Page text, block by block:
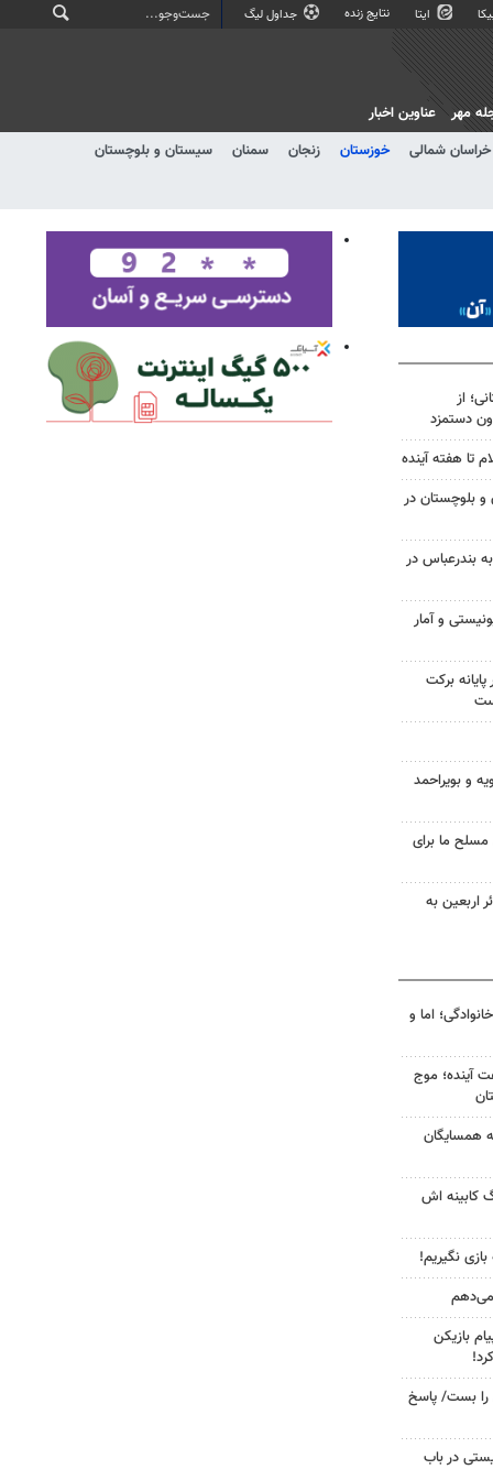
ایتا نتایج زنده جداول لیگ
خراسان شمالی خوزستان زنجان سمنان
سیستان و بلوچستان
مهر عناوین اخبار
از
دستمزد
تا هفته آینده
و بلوچستان در
بندرعباس در
و آمار
برکت
و بویراحمد
ما برای
۱۷ هزار زائر اربعین به
اما و
کشور در ۷۲ ساعت آینده؛ موج
همسایگان
کابینه اش
بازی نگیریم!
می‌دهم
بازیکن
را بست/ پاسخ
در باب